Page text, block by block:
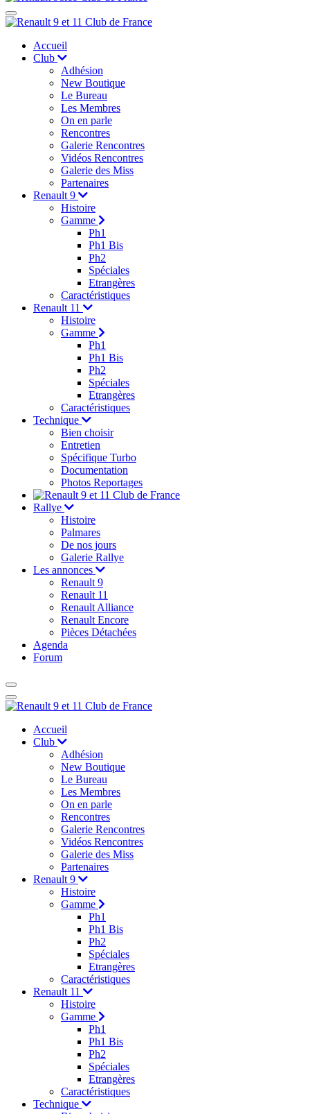
Accueil
Club
Adhésion
New Boutique
Le Bureau
Les Membres
On en parle
Rencontres
Galerie Rencontres
Vidéos Rencontres
Galerie des Miss
Partenaires
Renault 9
Histoire
Gamme
Ph1
Ph1 Bis
Ph2
Spéciales
Etrangères
Caractéristiques
Renault 11
Histoire
Gamme
Ph1
Ph1 Bis
Ph2
Spéciales
Etrangères
Caractéristiques
Technique
Bien choisir
Entretien
Spécifique Turbo
Documentation
Photos Reportages
Rallye
Histoire
Palmares
De nos jours
Galerie Rallye
Les annonces
Renault 9
Renault 11
Renault Alliance
Renault Encore
Pièces Détachées
Agenda
Forum
Accueil
Club
Adhésion
New Boutique
Le Bureau
Les Membres
On en parle
Rencontres
Galerie Rencontres
Vidéos Rencontres
Galerie des Miss
Partenaires
Renault 9
Histoire
Gamme
Ph1
Ph1 Bis
Ph2
Spéciales
Etrangères
Caractéristiques
Renault 11
Histoire
Gamme
Ph1
Ph1 Bis
Ph2
Spéciales
Etrangères
Caractéristiques
Technique